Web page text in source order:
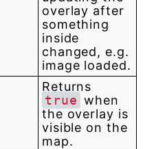
overlay after
something
inside
changed, e.g.
image loaded.
Returns
true when
the overlay is
visible on the
map.